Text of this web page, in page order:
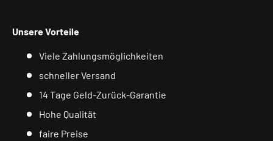
Unsere Vorteile
Viele Zahlungsmöglichkeiten
schneller Versand
14 Tage Geld-Zurück-Garantie
Hohe Qualität
faire Preise